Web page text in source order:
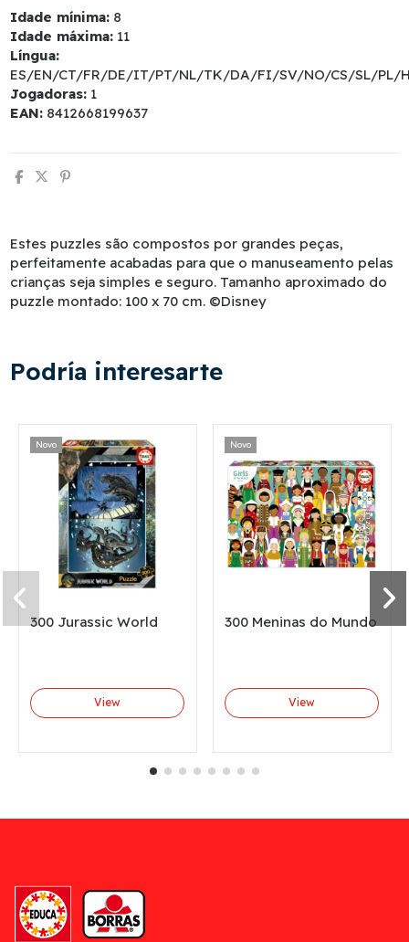
Idade mínima: 8
Idade máxima: 11
Língua:
ES/EN/CT/FR/DE/IT/PT/NL/TK/DA/FI/SV/NO/CS/SL/PL/
Jogadoras: 1
EAN: 8412668199637
Estes puzzles são compostos por grandes peças,
perfeitamente acabadas para que o manuseamento pelas
crianças seja simples e seguro. Tamanho aproximado do
puzzle montado: 100 x 70 cm. ©Disney
Podría interesarte
Novo
300 Jurassic World
View
Novo
300 Meninas do Mundo
View